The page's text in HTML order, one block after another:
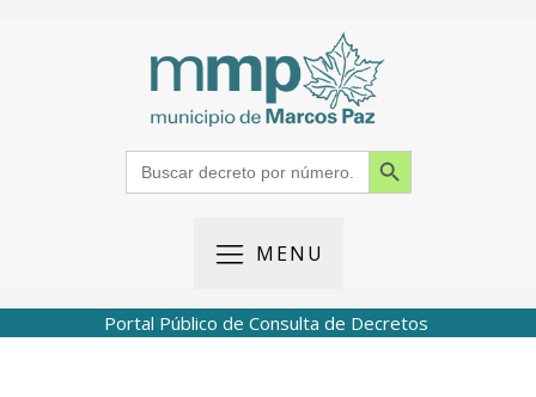
Search
for:
Search Button
MENU
Portal Público de Consulta de Decretos